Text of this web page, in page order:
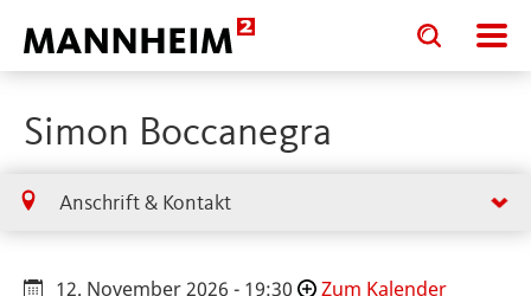
Toggle
search
input
Toggle
search
input
Simon Boccanegra
Anschrift & Kontakt
12. November 2026 - 19:30
Zum Kalender